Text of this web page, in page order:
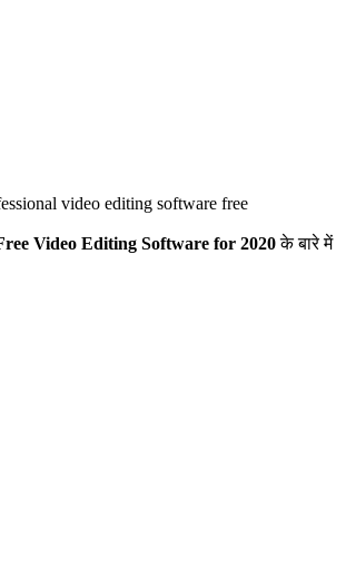
video editing software free
Video Editing Software for 2020के बारे में